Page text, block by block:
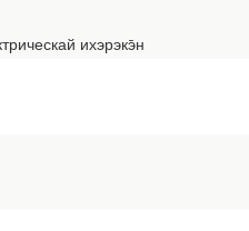
ихэрэкэ̄н